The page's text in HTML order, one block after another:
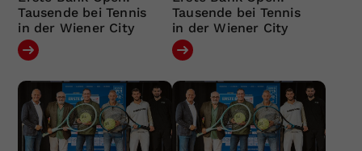
Tausende bei Tennis
in der Wiener City
Tausende bei Tennis
in der Wiener City